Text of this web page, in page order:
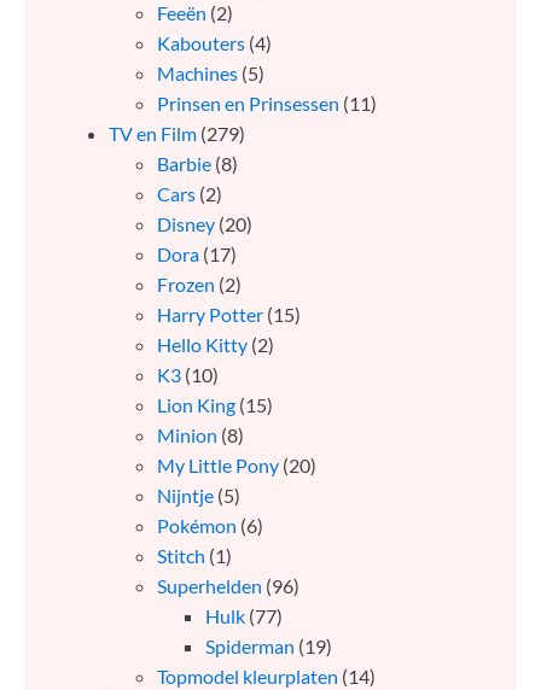
Feeën (2)
Kabouters (4)
Machines (5)
Prinsen en Prinsessen (11)
TV en Film (279)
Barbie (8)
Cars (2)
Disney (20)
Dora (17)
Frozen (2)
Harry Potter (15)
Hello Kitty (2)
K3 (10)
Lion King (15)
Minion (8)
My Little Pony (20)
Nijntje (5)
Pokémon (6)
Stitch (1)
Superhelden (96)
Hulk (77)
Spiderman (19)
Topmodel kleurplaten (14)